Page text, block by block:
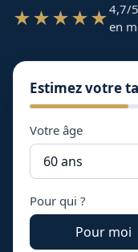
★★★★★4,7/
en
Estimez votre
Votre âge
Pour qui ?
Pour moi